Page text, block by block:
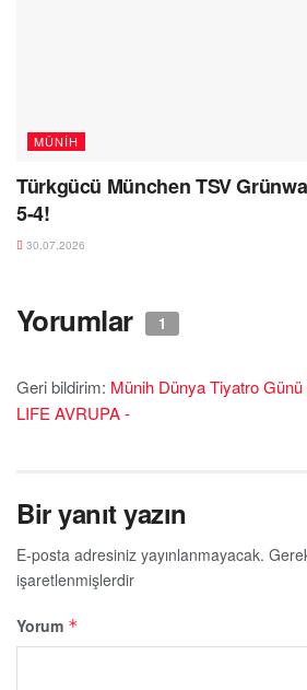
MÜNIH
Türkgücü München TSV
5-4!
30.07.2026
Yorumlar 1
Geri bildirim: Münih Dünya Tiyatro
LIFE AVRUPA -
Bir yanıt yazın
E-posta adresiniz yayınlanmayacak.
işaretlenmişlerdir
Yorum *